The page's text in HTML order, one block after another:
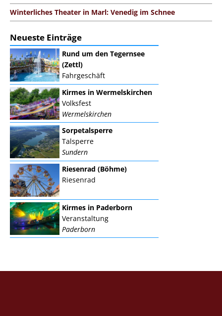
Winterliches Theater in Marl: Venedig im Schnee
Neueste Einträge
Rund um den Tegernsee
(Zettl)
Fahrgeschäft
Kirmes in Wermelskirchen
Volksfest
Wermelskirchen
Sorpetalsperre
Talsperre
Sundern
Riesenrad (Böhme)
Riesenrad
Kirmes in Paderborn
Veranstaltung
Paderborn